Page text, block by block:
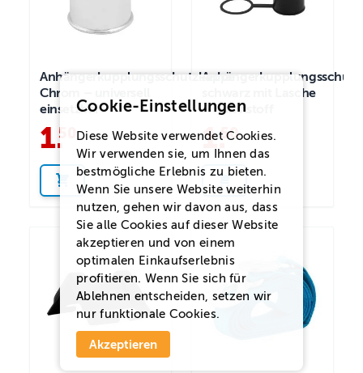
Anhängerkupplungsschutzkappe
Chrom – universell
einsetzbar
1.50
schwarz mit Lasche
– Kunststoff
1.50
Cookie-Einstellungen
Diese Website verwendet Cookies.
Wir verwenden sie, um Ihnen das
bestmögliche Erlebnis zu bieten.
Wenn Sie unsere Website weiterhin
nutzen, gehen wir davon aus, dass
Sie alle Cookies auf dieser Website
akzeptieren und von einem
optimalen Einkaufserlebnis
profitieren. Wenn Sie sich für
Ablehnen entscheiden, setzen wir
nur funktionale Cookies.
Akzeptieren